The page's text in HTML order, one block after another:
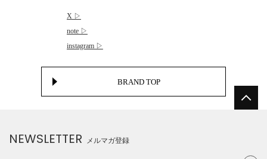
X ▷
note ▷
instagram ▷
BRAND TOP
NEWSLETTER メルマガ登録